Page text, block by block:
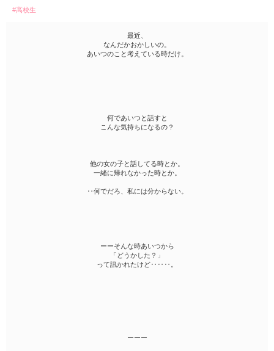
#高校生
最近、
なんだかおかしいの。
あいつのこと考えている時だけ。
何であいつと話すと
こんな気持ちになるの？
他の女の子と話してる時とか。
一緒に帰れなかった時とか。
‥何でだろ、私には分からない。
ーーそんな時あいつから
「どうかした？」
って訊かれたけど‥‥‥。
ーーー